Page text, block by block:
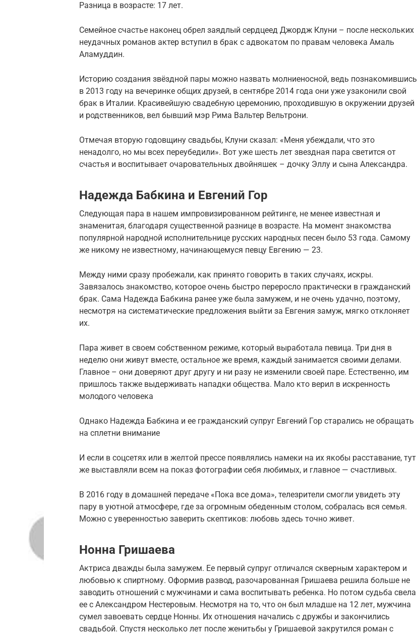
Разница в возрасте: 17 лет.
Семейное счастье наконец обрел заядлый сердцеед Джордж Клуни – после нескольких
неудачных романов актер вступил в брак с адвокатом по правам человека Амаль
Аламуддин.
Историю создания звёздной пары можно назвать молниеносной, ведь познакомившись
в 2013 году на вечеринке общих друзей, в сентябре 2014 года они уже узаконили свой
брак в Италии. Красивейшую свадебную церемонию, проходившую в окружении друзей
и родственников, вел бывший мэр Рима Вальтер Вельтрони.
Отмечая вторую годовщину свадьбы, Клуни сказал: «Меня убеждали, что это
ненадолго, но мы всех переубедили». Вот уже шесть лет звездная пара светится от
счастья и воспитывает очаровательных двойняшек – дочку Эллу и сына Александра.
Надежда Бабкина и Евгений Гор
Следующая пара в нашем импровизированном рейтинге, не менее известная и
знаменитая, благодаря существенной разнице в возрасте. На момент знакомства
популярной народной исполнительнице русских народных песен было 53 года. Самому
же никому не известному, начинающемуся певцу Евгению — 23.
Между ними сразу пробежали, как принято говорить в таких случаях, искры.
Завязалось знакомство, которое очень быстро переросло практически в гражданский
брак. Сама Надежда Бабкина ранее уже была замужем, и не очень удачно, поэтому,
несмотря на систематические предложения выйти за Евгения замуж, мягко отклоняет
их.
Пара живет в своем собственном режиме, который выработала певица. Три дня в
неделю они живут вместе, остальное же время, каждый занимается своими делами.
Главное – они доверяют друг другу и ни разу не изменили своей паре. Естественно, им
пришлось также выдерживать нападки общества. Мало кто верил в искренность
молодого человека
Однако Надежда Бабкина и ее гражданский супруг Евгений Гор старались не обращать
на сплетни внимание
И если в соцсетях или в желтой прессе появлялись намеки на их якобы расставание, тут
же выставляли всем на показ фотографии себя любимых, и главное — счастливых.
В 2016 году в домашней передаче «Пока все дома», телезрители смогли увидеть эту
пару в уютной атмосфере, где за огромным обеденным столом, собралась вся семья.
Можно с уверенностью заверить скептиков: любовь здесь точно живет.
Нонна Гришаева
Актриса дважды была замужем. Ее первый супруг отличался скверным характером и
любовью к спиртному. Оформив развод, разочарованная Гришаева решила больше не
заводить отношений с мужчинами и сама воспитывать ребенка. Но потом судьба свела
ее с Александром Нестеровым. Несмотря на то, что он был младше на 12 лет, мужчина
сумел завоевать сердце Нонны. Их отношения начались с дружбы и закончились
свадьбой. Спустя несколько лет после женитьбы у Гришаевой закрутился роман с